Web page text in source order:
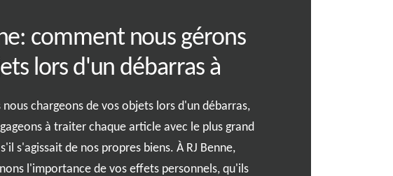
comment nous gérons
lors d'un débarras à
nous chargeons de vos objets lors d'un débarras,
à traiter chaque article avec le plus grand
s'agissait de nos propres biens. À RJ Benne,
l'importance de vos effets personnels, qu'ils